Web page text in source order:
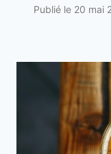
Publié le 20 mai